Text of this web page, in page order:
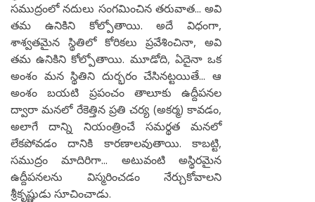
సముద్రంలో నదులు సంగమించిన తరువాత... అవి
తమ ఉనికిని కోల్పోతాయి. అదే విధంగా,
శాశ్వతమైన స్థితిలో కోరికలు ప్రవేశించినా, అవి
తమ ఉనికిని కోల్పోతాయి. మూడోది, ఏదైనా ఒక
అంశం మన స్థితిని దుర్భరం చేసినట్టయితే... ఆ
అంశం బయటి ప్రపంచం తాలూకు ఉద్దీపనల
ద్వారా మనలో రేకెత్తిన ప్రతి చర్య (అకర్మ) కావడం,
అలాగే దాన్ని నియంత్రించే సమర్థత మనలో
లేకపోవడం దానికి కారణాలవుతాయి. కాబట్టి,
సముద్రం మాదిరిగా... అటువంటి అస్థిరమైన
ఉద్దీపనలను విస్మరించడం నేర్చుకోవాలని
శ్రీకృష్ణుడు సూచించాడు.